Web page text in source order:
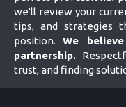
we'll review your
tips, and strategies
position.We
partnership.
trust, and finding